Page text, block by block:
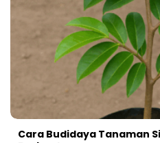
Cara Budidaya Tanaman